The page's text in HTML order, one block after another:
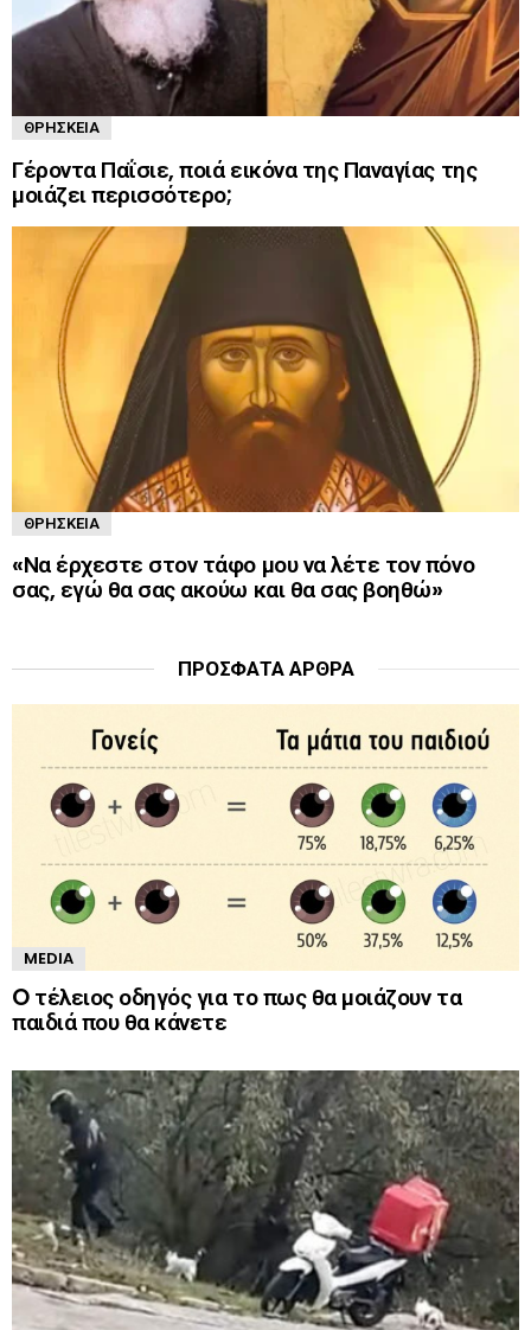
ΘΡΗΣΚΕΊΑ
Γέροντα Παΐσιε, ποιά εικόνα της Παναγίας της
μοιάζει περισσότερο;
ΘΡΗΣΚΕΊΑ
«Να έρχεστε στον τάφο μου να λέτε τον πόνο
σας, εγώ θα σας ακούω και θα σας βοηθώ»
ΠΡΌΣΦΑΤΑ ΆΡΘΡΑ
MEDIA
O τέλειος οδηγός για το πως θα μοιάζουν τα
παιδιά που θα κάνετε